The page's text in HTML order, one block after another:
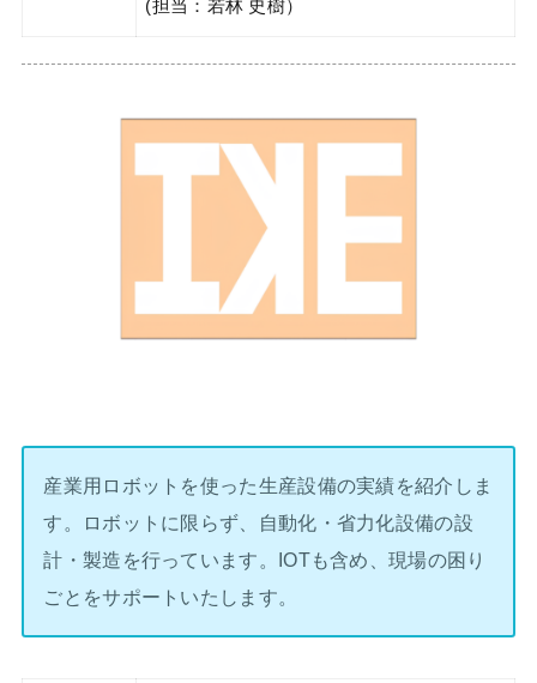
(担当：若林 史樹）
産業用ロボットを使った生産設備の実績を紹介しま
す。ロボットに限らず、自動化・省力化設備の設
計・製造を行っています。IOTも含め、現場の困り
ごとをサポートいたします。